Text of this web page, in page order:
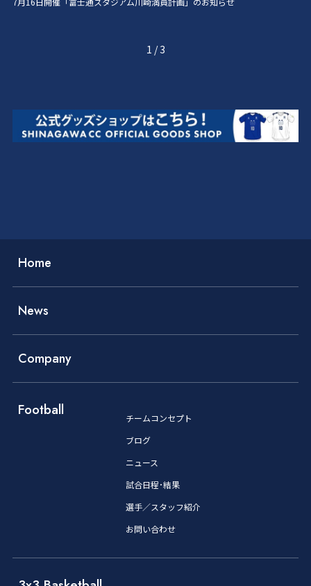
1 /3
Home
News
Company
Football
チームコンセプト
ブログ
ニュース
試合日程･結果
選手／スタッフ紹介
お問い合わせ